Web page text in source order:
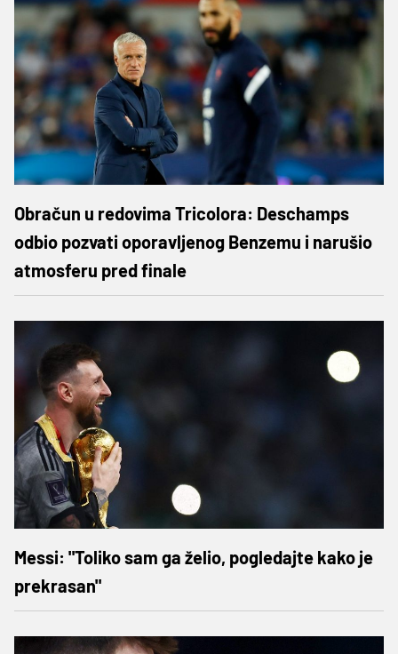
Obračun u redovima Tricolora: Deschamps
odbio pozvati oporavljenog Benzemu i narušio
atmosferu pred finale
Messi: "Toliko sam ga želio, pogledajte kako je
prekrasan"